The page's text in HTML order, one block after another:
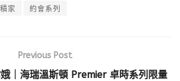
積家 約會系列
Previous Post
｜海瑞溫斯頓 Premier 卓時系列限量